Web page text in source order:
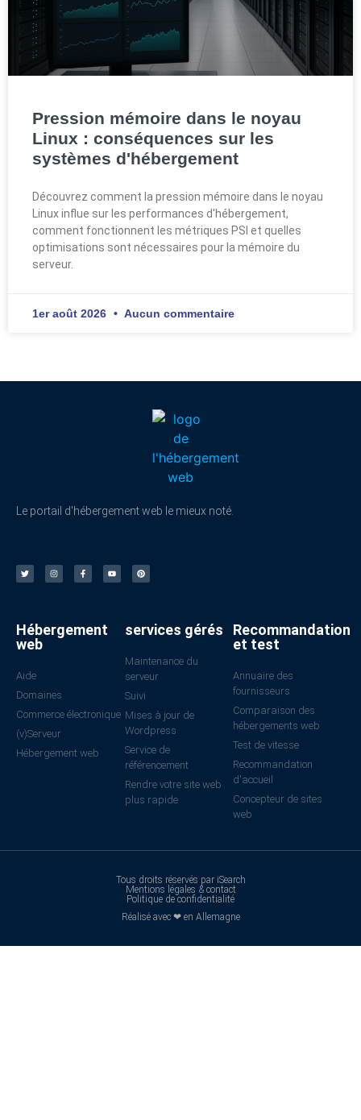
Pression mémoire dans le noyau
Linux : conséquences sur les
systèmes d'hébergement
Découvrez comment la pression mémoire dans le noyau
Linux influe sur les performances d'hébergement,
comment fonctionnent les métriques PSI et quelles
optimisations sont nécessaires pour la mémoire du
serveur.
1er août 2026 Aucun commentaire
Le portail d'hébergement web le mieux noté.
Hébergement
web
Aide
Domaines
Commerce électronique
(v)Serveur
Hébergement web
services gérés
Maintenance du
serveur
Suivi
Mises à jour de
Wordpress
Service de
référencement
Rendre votre site web
plus rapide
Recommandation
et test
Annuaire des
fournisseurs
Comparaison des
hébergements web
Test de vitesse
Recommandation
d'accueil
Concepteur de sites
web
Tous droits réservés par iSearch
Mentions légales & contact
Politique de confidentialité
Réalisé avec ❤ en Allemagne